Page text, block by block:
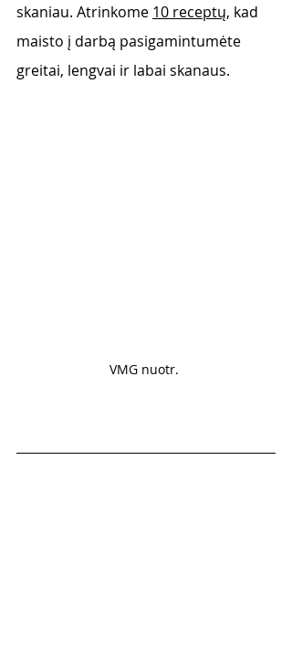
skaniau. Atrinkome 10 receptų, kad
maisto į darbą pasigamintumėte
greitai, lengvai ir labai skanaus.
VMG nuotr.